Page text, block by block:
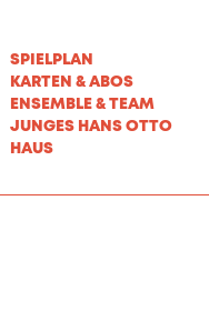
SPIELPLAN
KARTEN & ABOS
ENSEMBLE & TEAM
JUNGES HANS OTTO
HAUS